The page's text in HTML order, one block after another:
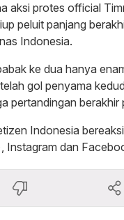
aksi protes official
peluit panjang
Indonesia.
ke dua hanya
gol penyama
pertandingan berakhir
Indonesia
Instagram dan